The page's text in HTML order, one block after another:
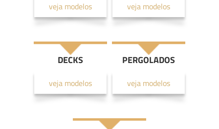
veja modelos veja modelos
DECKS
veja modelos
PERGOLADOS
veja modelos